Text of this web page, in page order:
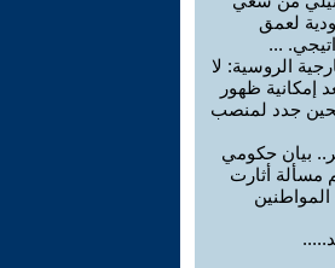
لعمق
...
الروسية: لا
إمكانية ظهور
جدد لمنصب
بيان حكومي
مسألة أثارت